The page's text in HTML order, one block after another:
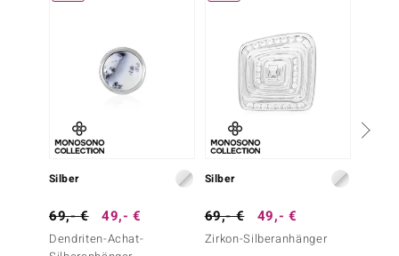
Silber
69,- € 49,- €
Dendriten-Achat-
Silber
69,- € 49,- €
Zirkon-Silberanhänger